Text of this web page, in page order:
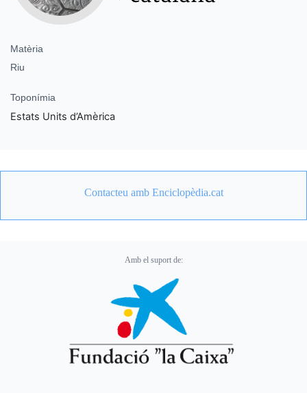
Matèria
Riu
Toponímia
Estats Units d’Amèrica
Contacteu amb Enciclopèdia.cat
Amb el suport de: